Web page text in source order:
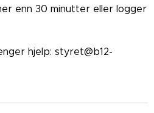
enn 30 minutter eller logger
hjelp: styret@b12-